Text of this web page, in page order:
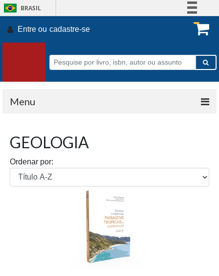
BRASIL
Participe
Acesso à informação
Legislação
Entre ou cadastre-se.
Menu
GEOLOGIA
Ordenar por: